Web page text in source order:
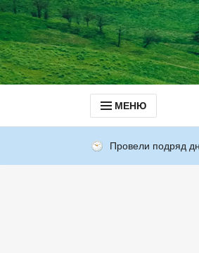
МЕНЮ
Провели подряд